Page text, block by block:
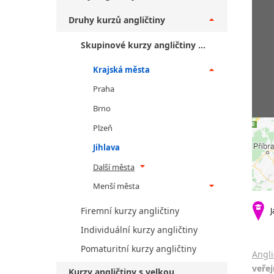
Druhy kurzů angličtiny
Skupinové kurzy angličtiny pro veřejnost
Krajská města
Praha
Brno
Plzeň
Jihlava
Další města
Menší města
Firemní kurzy angličtiny
Individuální kurzy angličtiny
Pomaturitní kurzy angličtiny